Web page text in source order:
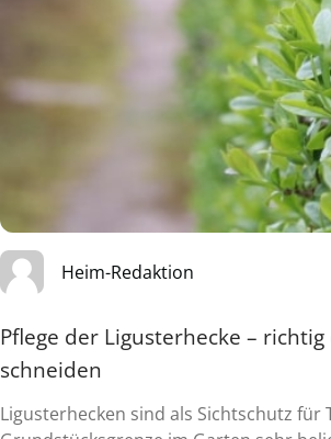
Heim-Redaktion
Pflege der Ligusterhecke –
schneiden
Ligusterhecken sind als Sichtschutz für